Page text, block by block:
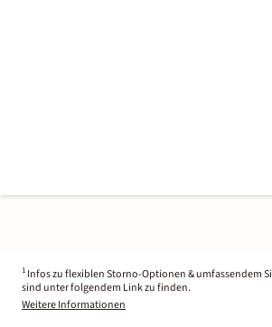
1 Infos zu flexiblen Storno-Optionen & umfassendem
sind unter folgendem Link zu finden.
Weitere Informationen